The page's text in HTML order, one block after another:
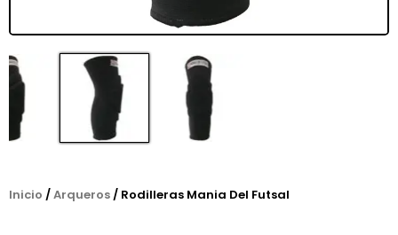
Inicio /Arqueros/ Rodilleras Mania Del Futsal